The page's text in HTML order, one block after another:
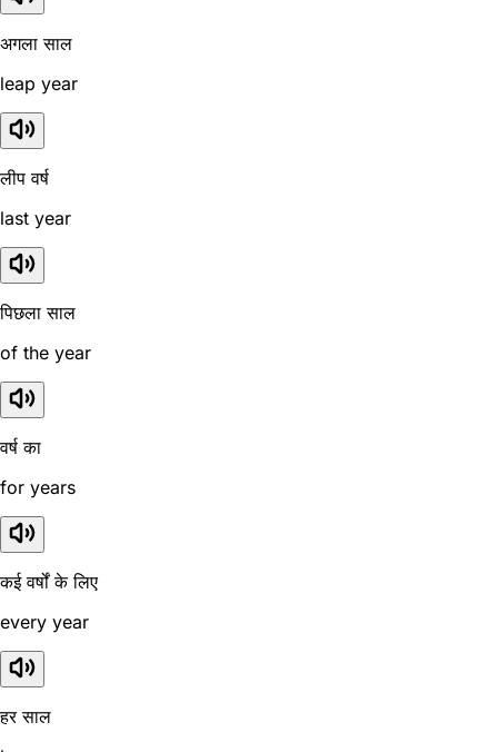
अगला साल
leap year
लीप वर्ष
last year
पिछला साल
of the year
वर्ष का
for years
कई वर्षों के लिए
every year
हर साल